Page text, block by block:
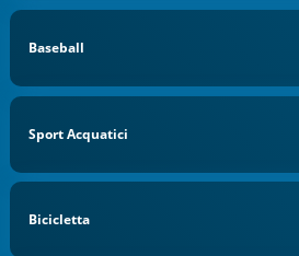
Baseball
Sport Acquatici
Bicicletta